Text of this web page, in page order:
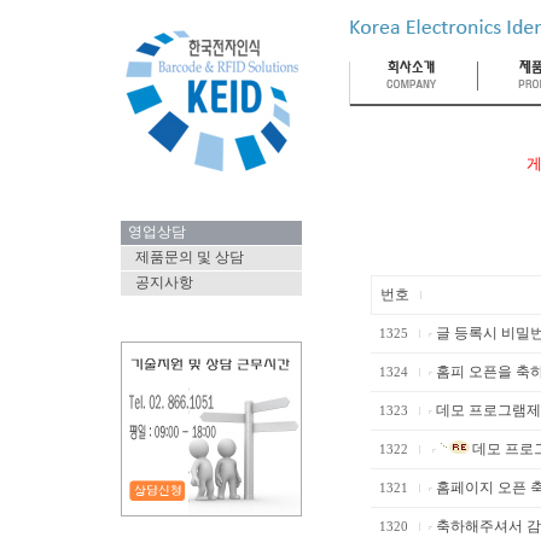
영업상담
제품문의 및 상담
공지사항
번호
1325 글 등록시 비밀
1324 홈피 오픈을 축
1323 데모 프로그램
1322 데모 프로
1321 홈페이지 오픈
1320 축하해주셔서